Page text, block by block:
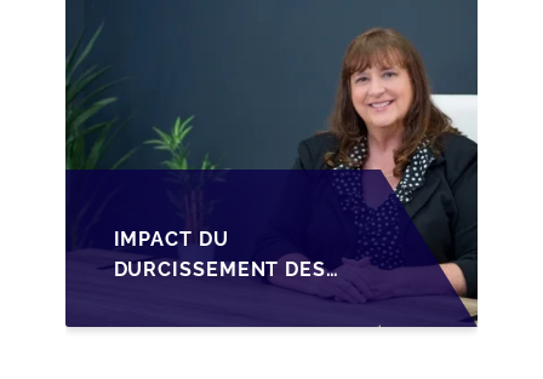
IMPACT DU
DURCISSEMENT DES
CRÉDIT SUR LA